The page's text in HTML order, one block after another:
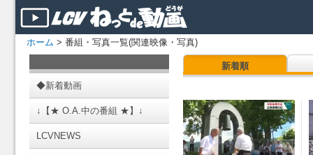
ホーム > 番組・写真一覧(関連映像・写真)
◆新着動画
↓【★ O.A.中の番組 ★】↓
LCVNEWS
新着順